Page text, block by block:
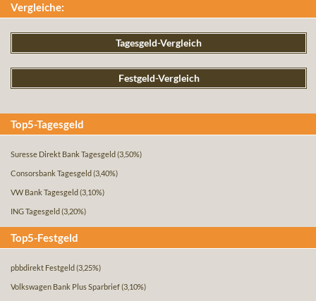
Vergleiche:
Tagesgeld-Vergleich
Festgeld-Vergleich
Top5-Tagesgeld
Suresse Direkt Bank Tagesgeld (3,50%)
Consorsbank Tagesgeld (3,40%)
VW Bank Tagesgeld (3,10%)
ING Tagesgeld (3,20%)
Top5-Festgeld
pbbdirekt Festgeld (3,25%)
Volkswagen Bank Plus Sparbrief(3,10%)